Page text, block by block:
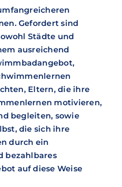
Gefordert sind
Städte und
ausreichend
Eltern, die ihre
motivieren,
begleiten, sowie
die sich ihre
durch ein
bezahlbares
auf diese Weise